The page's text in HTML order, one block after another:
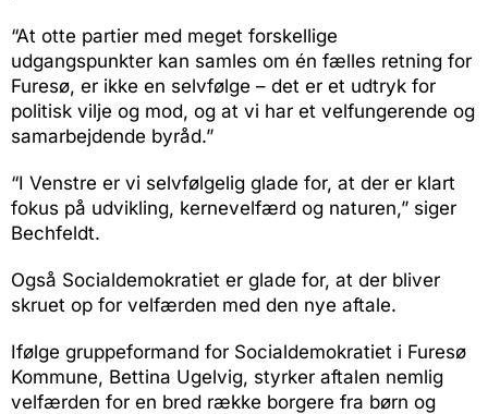
“At otte partier med meget forskellige
udgangspunkter kan samles om én fælles retning for
Furesø, er ikke en selvfølge – det er et udtryk for
politisk vilje og mod, og at vi har et velfungerende og
samarbejdende byråd.”
“I Venstre er vi selvfølgelig glade for, at der er klart
fokus på udvikling, kernevelfærd og naturen,” siger
Bechfeldt.
Også Socialdemokratiet er glade for, at der bliver
skruet op for velfærden med den nye aftale.
Ifølge gruppeformand for Socialdemokratiet i Furesø
Kommune, Bettina Ugelvig, styrker aftalen nemlig
velfærden for en bred række borgere fra børn og